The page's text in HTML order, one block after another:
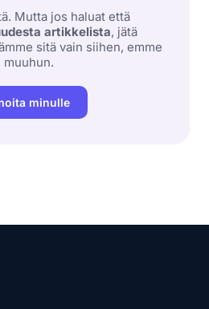
Mutta jos haluat että
artikkelista, jätä
sitä vain siihen, emme
muuhun.
minulle